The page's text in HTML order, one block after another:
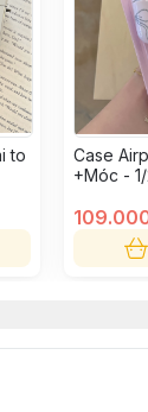
1 – 4 ngày
thử hàng
to
Case
+Móc -